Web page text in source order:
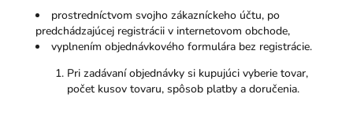
prostredníctvom svojho zákazníckeho účtu, po
predchádzajúcej registrácii v internetovom obchode,
vyplnením objednávkového formulára bez registrácie.
Pri zadávaní objednávky si kupujúci vyberie tovar,
počet kusov tovaru, spôsob platby a doručenia.